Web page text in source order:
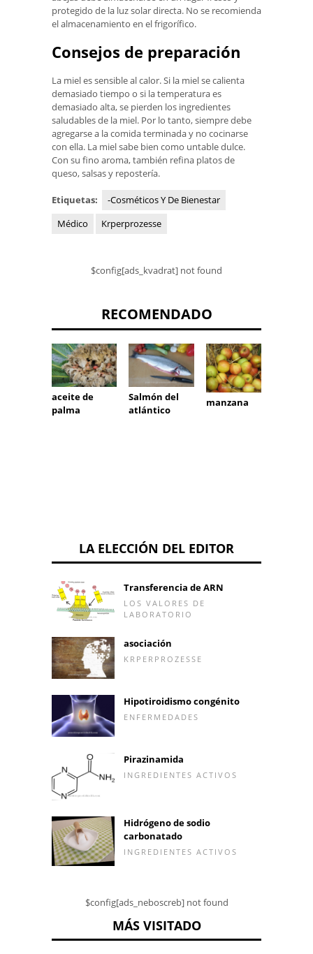
protegido de la luz solar directa. No se recomienda
el almacenamiento en el frigorífico.
Consejos de preparación
La miel es sensible al calor. Si la miel se calienta
demasiado tiempo o si la temperatura es
demasiado alta, se pierden los ingredientes
saludables de la miel. Por lo tanto, siempre debe
agregarse a la comida terminada y no cocinarse
con ella. La miel sabe bien como untable dulce.
Con su fino aroma, también refina platos de
queso, salsas y repostería.
Etiquetas:
-Cosméticos Y De Bienestar
Médico
Krperprozesse
$config[ads_kvadrat] not found
RECOMENDADO
aceite de
palma
Salmón del
atlántico
manzana
LA ELECCIÓN DEL EDITOR
Transferencia de ARN
LOS VALORES DE
LABORATORIO
asociación
KRPERPROZESSE
Hipotiroidismo congénito
ENFERMEDADES
Pirazinamida
INGREDIENTES ACTIVOS
Hidrógeno de sodio
carbonatado
INGREDIENTES ACTIVOS
$config[ads_neboscreb] not found
MÁS VISITADO